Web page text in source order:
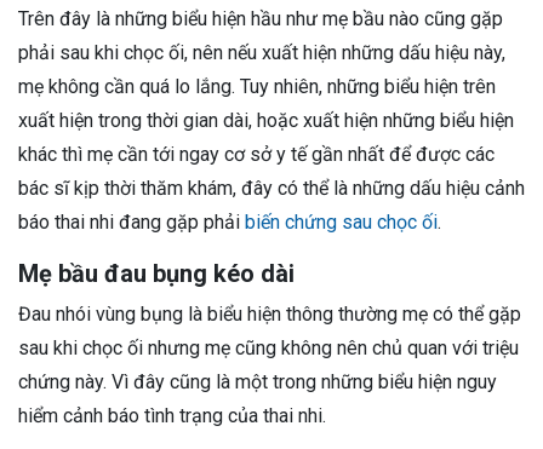
Trên đây là những biểu hiện hầu như mẹ bầu nào cũng gặp
phải sau khi chọc ối, nên nếu xuất hiện những dấu hiệu này,
mẹ không cần quá lo lắng. Tuy nhiên, những biểu hiện trên
xuất hiện trong thời gian dài, hoặc xuất hiện những biểu hiện
khác thì mẹ cần tới ngay cơ sở y tế gần nhất để được các
bác sĩ kịp thời thăm khám, đây có thể là những dấu hiệu cảnh
báo thai nhi đang gặp phải biến chứng sau chọc ối.
Mẹ bầu đau bụng kéo dài
Đau nhói vùng bụng là biểu hiện thông thường mẹ có thể gặp
sau khi chọc ối nhưng mẹ cũng không nên chủ quan với triệu
chứng này. Vì đây cũng là một trong những biểu hiện nguy
hiểm cảnh báo tình trạng của thai nhi.